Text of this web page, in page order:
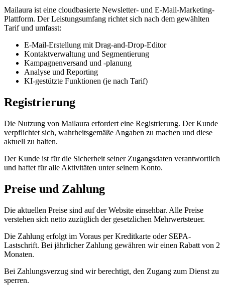
Mailaura ist eine cloudbasierte Newsletter- und E-Mail-Marketing-
Plattform. Der Leistungsumfang richtet sich nach dem gewählten
Tarif und umfasst:
E-Mail-Erstellung mit Drag-and-Drop-Editor
Kontaktverwaltung und Segmentierung
Kampagnenversand und -planung
Analyse und Reporting
KI-gestützte Funktionen (je nach Tarif)
Registrierung
Die Nutzung von Mailaura erfordert eine Registrierung. Der Kunde
verpflichtet sich, wahrheitsgemäße Angaben zu machen und diese
aktuell zu halten.
Der Kunde ist für die Sicherheit seiner Zugangsdaten verantwortlich
und haftet für alle Aktivitäten unter seinem Konto.
Preise und Zahlung
Die aktuellen Preise sind auf der Website einsehbar. Alle Preise
verstehen sich netto zuzüglich der gesetzlichen Mehrwertsteuer.
Die Zahlung erfolgt im Voraus per Kreditkarte oder SEPA-
Lastschrift. Bei jährlicher Zahlung gewähren wir einen Rabatt von 2
Monaten.
Bei Zahlungsverzug sind wir berechtigt, den Zugang zum Dienst zu
sperren.